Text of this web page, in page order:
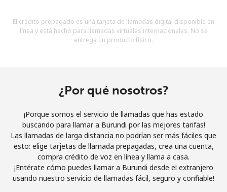
Al abrir una cuenta en este sitio web, estoy de acuerdo con
Términos y condiciones.
Únete
¡Hola!
El crédito prepagado es una tarjeta de llamadas digital disponible en
línea y está hecho para llamadas virtuales internacionales. No se
entrega un producto físico.
¿Por qué nosotros?
¡Porque somos el servicio de llamadas que has estado
buscando para llamar a Burundi por las mejores tarifas!
Las llamadas de larga distancia no podrían ser más fáciles que
esto: elige tarjetas de llamada prepagadas, crea una cuenta,
compra crédito de voz en línea y llama a casa.
¡Entérate cómo puedes llamar a Burundi desde el extranjero
usando nuestro servicio de llamadas fácil, seguro y confiable!